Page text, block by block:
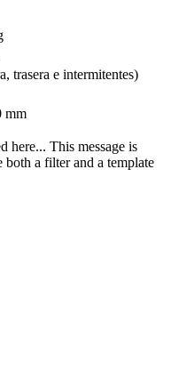
trasera e intermitentes)
mm
here... This message is
a filter and a template